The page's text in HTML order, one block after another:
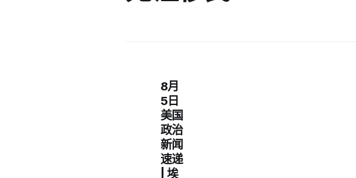
8月
5日
美国
政治
新闻
速递
| 埃